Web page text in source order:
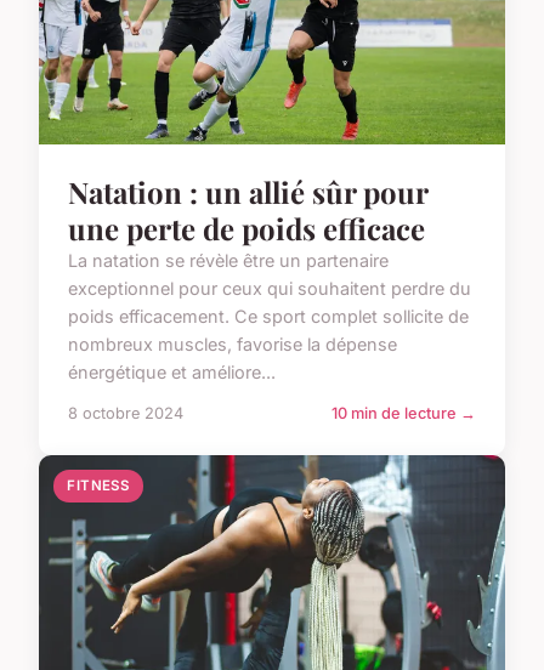
Natation : un allié sûr pour
une perte de poids efficace
La natation se révèle être un partenaire
exceptionnel pour ceux qui souhaitent perdre du
poids efficacement. Ce sport complet sollicite de
nombreux muscles, favorise la dépense
énergétique et améliore...
8 octobre 2024 10 min de lecture →
FITNESS